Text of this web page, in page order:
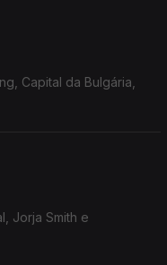
Capital da Bulgária,
Jorja Smith e